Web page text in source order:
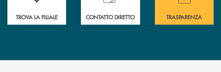
TROVA LA FILIALE CONTATTO DIRETTO TRASPARENZA